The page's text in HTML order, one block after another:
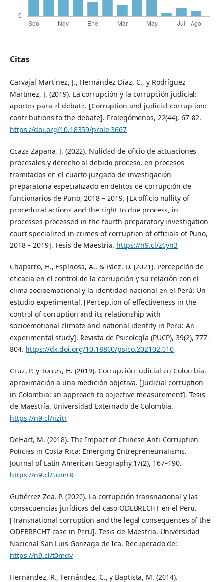
Citas
Carvajal Martínez, J., Hernández Díaz, C., y Rodríguez
Martínez, J. (2019). La corrupción y la corrupción judicial:
aportes para el debate. [Corruption and judicial corruption:
contributions to the debate]. Prolegómenos, 22(44), 67-82.
https://doi.org/10.18359/prole.3667
Ccaza Zapana, J. (2022). Nulidad de oficio de actuaciones
procesales y derecho al debido proceso, en procesos
tramitados en el cuarto juzgado de investigación
preparatoria especializado en delitos de corrupción de
funcionarios de Puno, 2018 – 2019. [Ex officio nullity of
procedural actions and the right to due process, in
processes processed in the fourth preparatory investigation
court specialized in crimes of corruption of officials of Puno,
2018 – 2019]. Tesis de Maestría. https://n9.cl/z0yn3
Chaparro, H., Espinosa, A., & Páez, D. (2021). Percepción de
eficacia en el control de la corrupción y su relación con el
clima socioemocional y la identidad nacional en el Perú: Un
estudio experimental. [Perception of effectiveness in the
control of corruption and its relationship with
socioemotional climate and national identity in Peru: An
experimental study]. Revista de Psicología (PUCP), 39(2), 777-
804. https://dx.doi.org/10.18800/psico.202102.010
Cruz, P. y Torres, H. (2019). Corrupción judicial en Colombia:
aproximación a una medición objetiva. [Judicial corruption
in Colombia: an approach to objective measurement]. Tesis
de Maestría. Universidad Externado de Colombia.
https://n9.cl/nzitr
DeHart, M. (2018). The Impact of Chinese Anti-Corruption
Policies in Costa Rica: Emerging Entrepreneurialisms.
Journal of Latin American Geography,17(2), 167–190.
https://n9.cl/3umt8
Gutiérrez Zea, P. (2020). La corrupción transnacional y las
consecuencias jurídicas del caso ODEBRECHT en el Perú.
[Transnational corruption and the legal consequences of the
ODEBRECHT case in Peru]. Tesis de Maestría. Universidad
Nacional San Luis Gonzaga de Ica. Recuperado de:
https://n9.cl/t0mdv
Hernández, R., Fernández, C., y Baptista, M. (2014).